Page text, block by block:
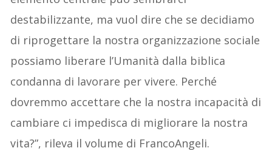
destabilizzante, ma vuol dire che se decidiamo
di riprogettare la nostra organizzazione sociale
possiamo liberare l’Umanità dalla biblica
condanna di lavorare per vivere. Perché
dovremmo accettare che la nostra incapacità di
cambiare ci impedisca di migliorare la nostra
vita?”, rileva il volume di FrancoAngeli.